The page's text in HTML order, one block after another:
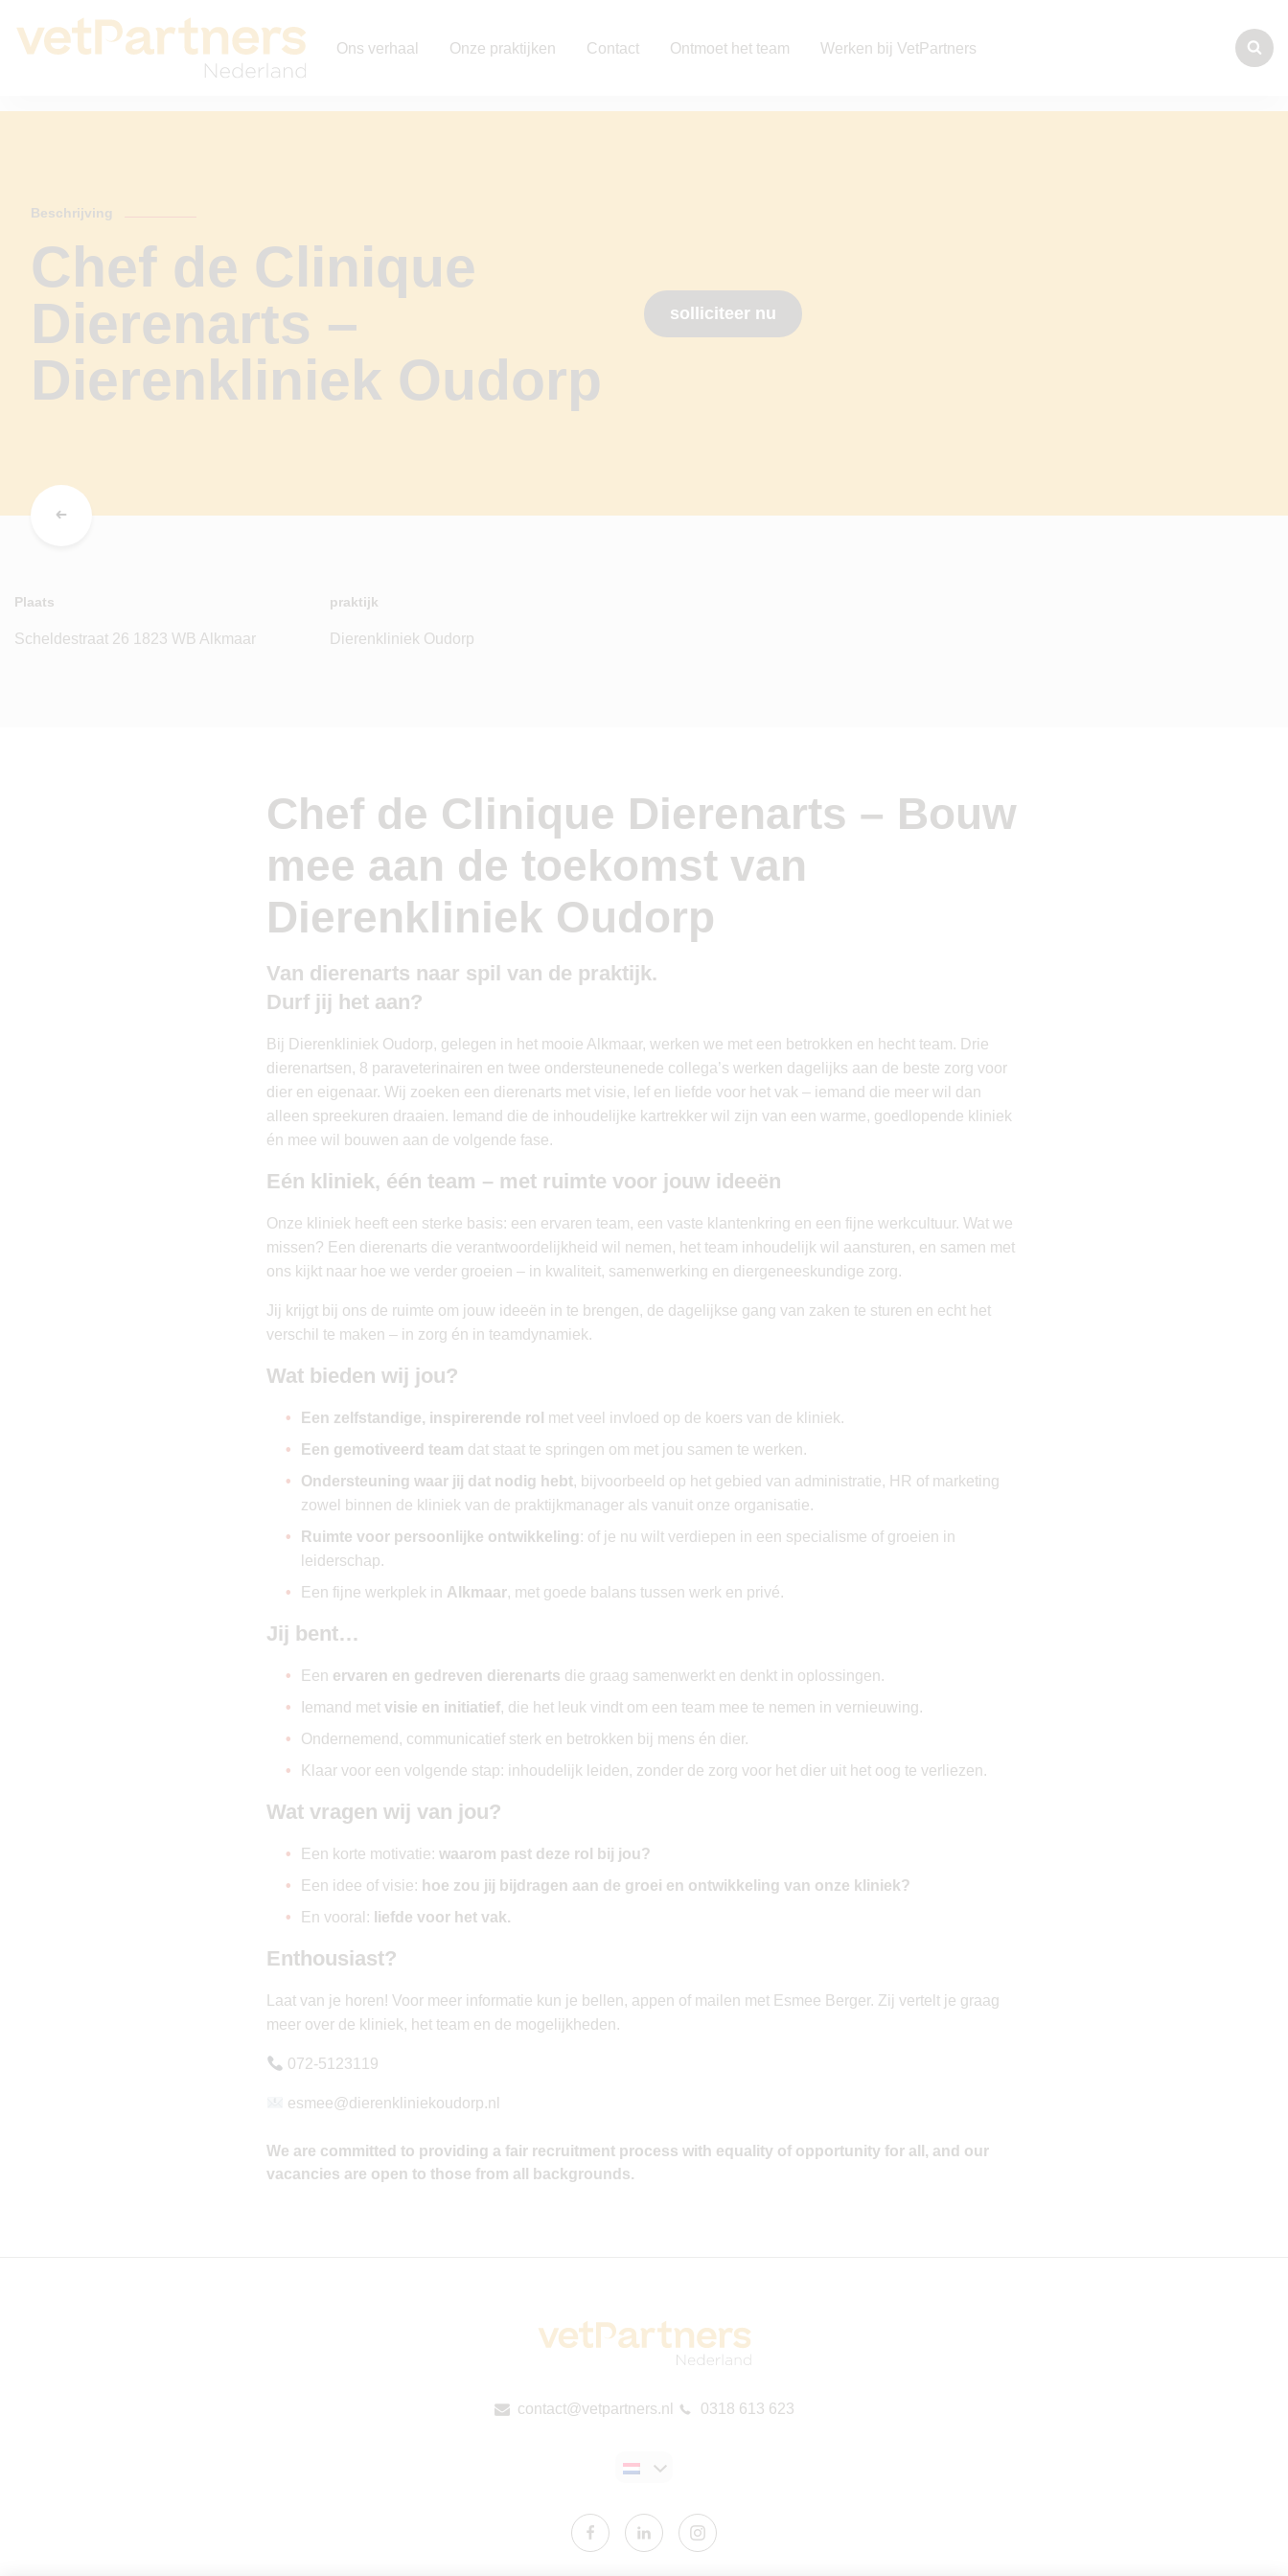
Ons verhaal Onze praktijken Contact Ontmoet het team Werken bij VetPartners
Beschrijving
Chef de Clinique
Dierenarts –
Dierenkliniek Oudorp
solliciteer nu
Plaats
Scheldestraat 26 1823 WB Alkmaar
praktijk
Dierenkliniek Oudorp
Chef de Clinique Dierenarts – Bouw
mee aan de toekomst van
Dierenkliniek Oudorp
Van dierenarts naar spil van de praktijk.
Durf jij het aan?
Bij Dierenkliniek Oudorp, gelegen in het mooie Alkmaar, werken we met een betrokken en hecht team. Drie
dierenartsen, 8 paraveterinairen en twee ondersteunenede collega’s werken dagelijks aan de beste zorg voor
dier en eigenaar. Wij zoeken een dierenarts met visie, lef en liefde voor het vak – iemand die meer wil dan
alleen spreekuren draaien. Iemand die de inhoudelijke kartrekker wil zijn van een warme, goedlopende kliniek
én mee wil bouwen aan de volgende fase.
Eén kliniek, één team – met ruimte voor jouw ideeën
Onze kliniek heeft een sterke basis: een ervaren team, een vaste klantenkring en een fijne werkcultuur. Wat we
missen? Een dierenarts die verantwoordelijkheid wil nemen, het team inhoudelijk wil aansturen, en samen met
ons kijkt naar hoe we verder groeien – in kwaliteit, samenwerking en diergeneeskundige zorg.
Jij krijgt bij ons de ruimte om jouw ideeën in te brengen, de dagelijkse gang van zaken te sturen en echt het
verschil te maken – in zorg én in teamdynamiek.
Wat bieden wij jou?
Een zelfstandige, inspirerende rol met veel invloed op de koers van de kliniek.
Een gemotiveerd team dat staat te springen om met jou samen te werken.
Ondersteuning waar jij dat nodig hebt, bijvoorbeeld op het gebied van administratie, HR of marketing
zowel binnen de kliniek van de praktijkmanager als vanuit onze organisatie.
Ruimte voor persoonlijke ontwikkeling: of je nu wilt verdiepen in een specialisme of groeien in
leiderschap.
Een fijne werkplek in Alkmaar, met goede balans tussen werk en privé.
Jij bent…
Een ervaren en gedreven dierenarts die graag samenwerkt en denkt in oplossingen.
Iemand met visie en initiatief, die het leuk vindt om een team mee te nemen in vernieuwing.
Ondernemend, communicatief sterk en betrokken bij mens én dier.
Klaar voor een volgende stap: inhoudelijk leiden, zonder de zorg voor het dier uit het oog te verliezen.
Wat vragen wij van jou?
Een korte motivatie: waarom past deze rol bij jou?
Een idee of visie: hoe zou jij bijdragen aan de groei en ontwikkeling van onze kliniek?
En vooral: liefde voor het vak.
Enthousiast?
Laat van je horen! Voor meer informatie kun je bellen, appen of mailen met Esmee Berger. Zij vertelt je graag
meer over de kliniek, het team en de mogelijkheden.
072-5123119
esmee@dierenkliniekoudorp.nl
We are committed to providing a fair recruitment process with equality of opportunity for all, and our
vacancies are open to those from all backgrounds.
contact@vetpartners.nl 0318 613 623